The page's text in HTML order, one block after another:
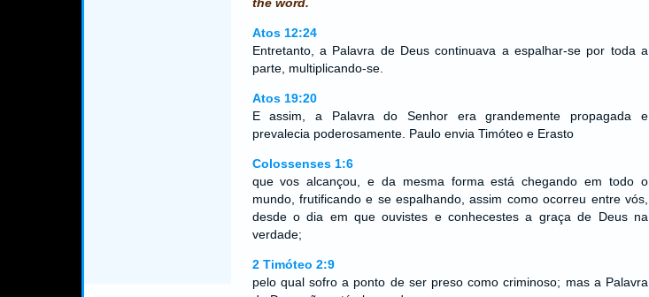
Atos 12:24
Entretanto, a Palavra de Deus continuava a espalhar-se por toda a
parte, multiplicando-se.
Atos 19:20
E assim, a Palavra do Senhor era grandemente propagada e
prevalecia poderosamente. Paulo envia Timóteo e Erasto
Colossenses 1:6
que vos alcançou, e da mesma forma está chegando em todo o
mundo, frutificando e se espalhando, assim como ocorreu entre vós,
desde o dia em que ouvistes e conhecestes a graça de Deus na
verdade;
2 Timóteo 2:9
pelo qual sofro a ponto de ser preso como criminoso; mas a Palavra